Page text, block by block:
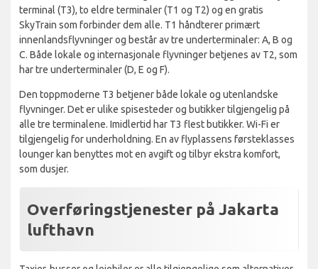
terminal (T3), to eldre terminaler (T1 og T2) og en gratis
SkyTrain som forbinder dem alle. T1 håndterer primært
innenlandsflyvninger og består av tre underterminaler: A, B og
C. Både lokale og internasjonale flyvninger betjenes av T2, som
har tre underterminaler (D, E og F).
Den toppmoderne T3 betjener både lokale og utenlandske
flyvninger. Det er ulike spisesteder og butikker tilgjengelig på
alle tre terminalene. Imidlertid har T3 flest butikker. Wi-Fi er
tilgjengelig for underholdning. En av flyplassens førsteklasses
lounger kan benyttes mot en avgift og tilbyr ekstra komfort,
som dusjer.
Overføringstjenester på Jakarta
lufthavn